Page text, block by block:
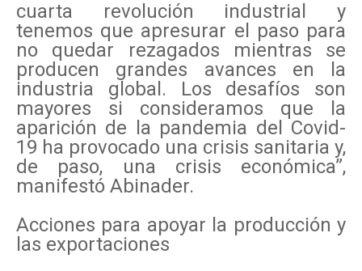
cuarta revolución industrial y
tenemos que apresurar el paso para
no quedar rezagados mientras se
producen grandes avances en la
industria global. Los desafíos son
mayores si consideramos que la
aparición de la pandemia del Covid-
19 ha provocado una crisis sanitaria y,
de paso, una crisis económica”,
manifestó Abinader.
Acciones para apoyar la producción y
las exportaciones